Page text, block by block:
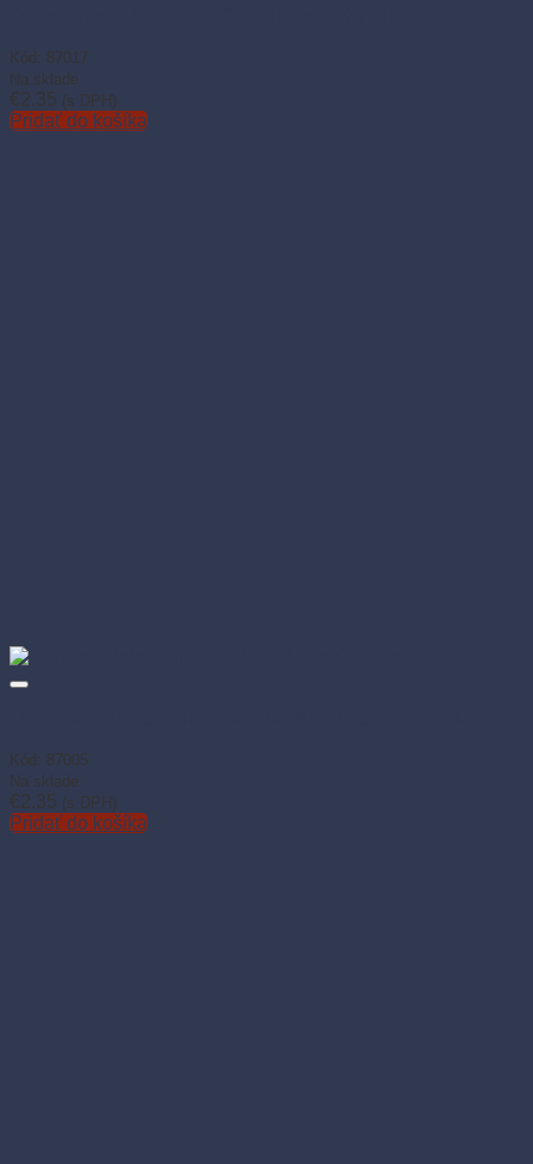
Kód: 87017
Na sklade
€2.35 (s DPH)
Pridať do košíka
Kód: 87005
Na sklade
€2.35 (s DPH)
Pridať do košíka